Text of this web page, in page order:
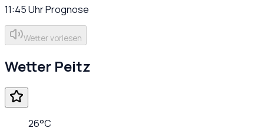
11:45UhrPrognose
Wetter vorlesen
Wetter Peitz
26°C